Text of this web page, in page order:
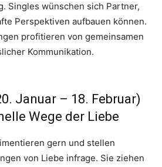
Singles wünschen sich Partner,
Perspektiven aufbauen können.
profitieren von gemeinsamen
Kommunikation.
Januar – 18. Februar)
Wege der Liebe
gern und stellen
von Liebe infrage. Sie ziehen